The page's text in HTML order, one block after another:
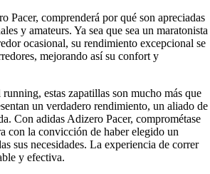
Pacer, comprenderá por qué son apreciadas
y amateurs. Ya sea que sea un maratonista
ocasional, su rendimiento excepcional se
mejorando así su confort y
estas zapatillas son mucho más que
un verdadero rendimiento, un aliado de
Con adidas Adizero Pacer, comprométase
con la convicción de haber elegido un
sus necesidades. La experiencia de correr
y efectiva.